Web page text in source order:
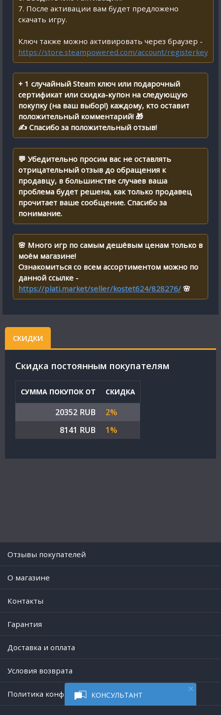
КОНСУЛЬТАНТ
7. После активации вам будет предложено
скачать игру.
Ключ также можно активировать через браузер -
https://store.steampowered.com/account/registerkey
+ 1 случайный Steam ключ или подарочный
сертификат или скидка-купон на следующую
покупку (на ваш выбор!) каждому, кто оставит
положительный комментарий! 🎁
✍ Спасибо за положительный отзыв!
💬 Убедительно просим вас не оставлять
отрицательный отзыв до обращения к
продавцу, в большинстве случаев ваша
проблема будет решена, как только продавец
прочитает ваше сообщение. Спасибо за
понимание.
🌸 Много игр по самым дешёвым ценам только в
моём магазине!
Ознакомиться со всем ассортиментом можно по
данной ссылке -
https://plati.market/seller/kostet624/828276/ 🌸
СКИДКИ
Cкидка постоянным покупателям
СУММА ПОКУПОК ОТ СКИДКА
20352 RUB
2%
8141 RUB
1%
Отзывы покупателей
O магазине
Контакты
Гарантия
Доставка и оплата
Условия возврата
Политика конфиденциальности